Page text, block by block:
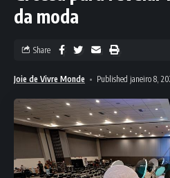
da moda
Joie de Vivre Monde Published janeiro 8,
Share